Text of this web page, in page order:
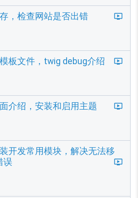
，检查网站是否出错
板文件，twig debug介绍
介绍，安装和启用主题
开发常用模块，解决无法移
误